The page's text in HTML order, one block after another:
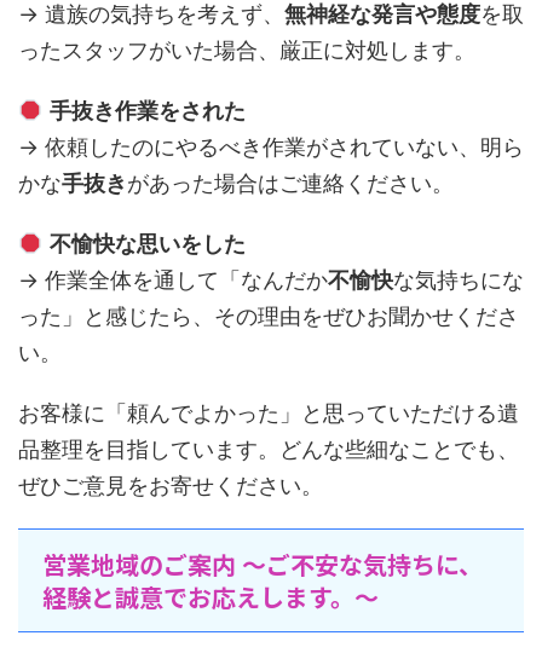
→ 遺族の気持ちを考えず、 無神経な発言や態度を取
ったスタッフがいた場合、厳正に対処します。
手抜き作業をされた
→ 依頼したのにやるべき作業がされていない、明ら
かな手抜きがあった場合はご連絡ください。
不愉快な思いをした
→ 作業全体を通して「なんだか不愉快な気持ちにな
った」と感じたら、その理由をぜひお聞かせくださ
い。
お客様に「頼んでよかった」と思っていただける遺
品整理を目指しています。どんな些細なことでも、
ぜひご意見をお寄せください。
営業地域のご案内 〜ご不安な気持ちに、
経験と誠意でお応えします。〜